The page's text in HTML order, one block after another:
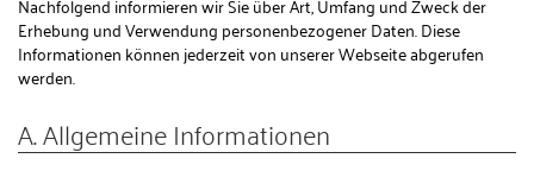
Erhebung und Verwendung personenbezogener Daten. Diese
Informationen können jederzeit von unserer Webseite abgerufen
werden.
A. Allgemeine Informationen